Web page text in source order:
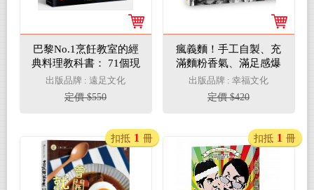
巴黎No.1烹飪教室的經
典料理教科書： 71個現
學現用的廚房技法╳36
道為你贏得讚美的人氣
菜色
出版品牌 : 遠足文化
定價 $550
瘋義麵！手工自製、充
滿麵粉香氣、滿足感爆
炸的50種混搭家常義大
利麵
出版品牌 : 幸福文化
定價 $420
扣抵 1 冊 扣抵 1 冊